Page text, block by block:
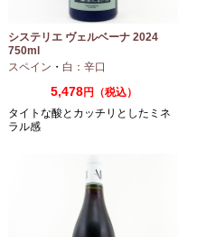
システリエ ヴェルベーナ 2024
750ml
スペイン ・ 白：辛口
5,478円（税込）
タイトな酸とカッチリとしたミネ
ラル感